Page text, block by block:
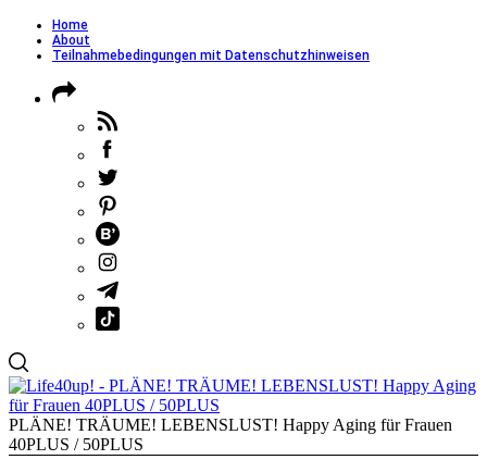
Home
About
Teilnahmebedingungen mit Datenschutzhinweisen
PLÄNE! TRÄUME! LEBENSLUST! Happy Aging für Frauen
40PLUS / 50PLUS